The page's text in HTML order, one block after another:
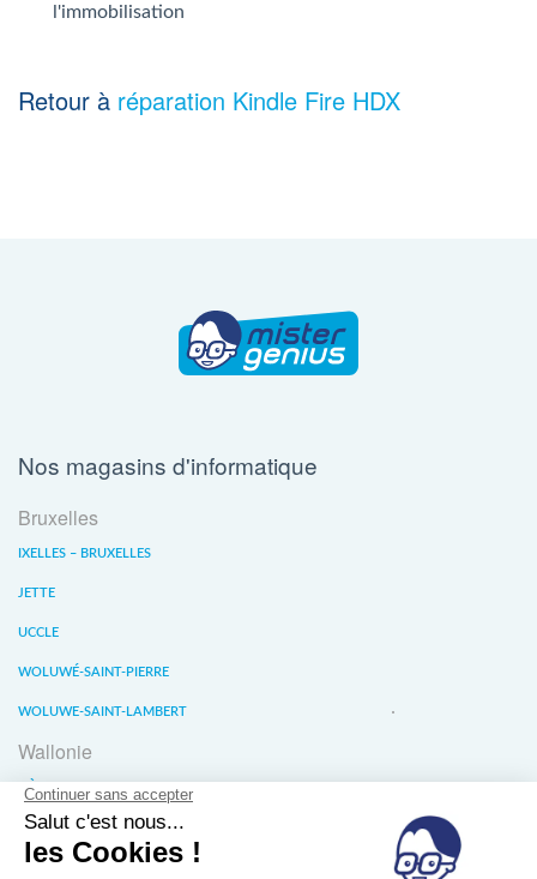
l'immobilisation
Retour à réparation Kindle Fire HDX
Nos magasins d'informatique
Bruxelles
IXELLES – BRUXELLES
JETTE
UCCLE
WOLUWÉ-SAINT-PIERRE
WOLUWE-SAINT-LAMBERT
Wallonie
LIÈGE
WATERLOO
WAVRE